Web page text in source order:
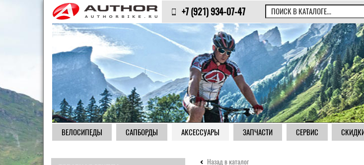
+7 (921) 934-07-47
ВЕЛОСИПЕДЫ САПБОРДЫ АКСЕССУАРЫ ЗАПЧАСТИ СЕРВИС
Назад в каталог